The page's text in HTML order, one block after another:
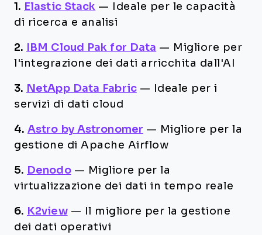
1. Elastic Stack —
Ideale per le capacità
di ricerca e analisi
2. IBM Cloud Pak for Data — Migliore per
l'integrazione dei dati arricchita dall'AI
3. NetApp Data Fabric —
Ideale per i
servizi di dati cloud
4. Astro by Astronomer — Migliore per la
gestione di Apache Airflow
5. Denodo — Migliore per la
virtualizzazione dei dati in tempo reale
6. K2view —
Il migliore per la gestione
dei dati operativi